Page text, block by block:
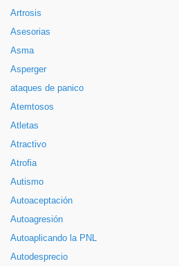
Artrosis
Asesorias
Asma
Asperger
ataques de panico
Atemtosos
Atletas
Atractivo
Atrofia
Autismo
Autoaceptación
Autoagresión
Autoaplicando la PNL
Autodesprecio